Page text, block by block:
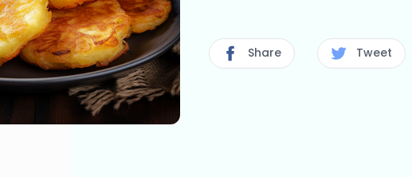
Share Tweet